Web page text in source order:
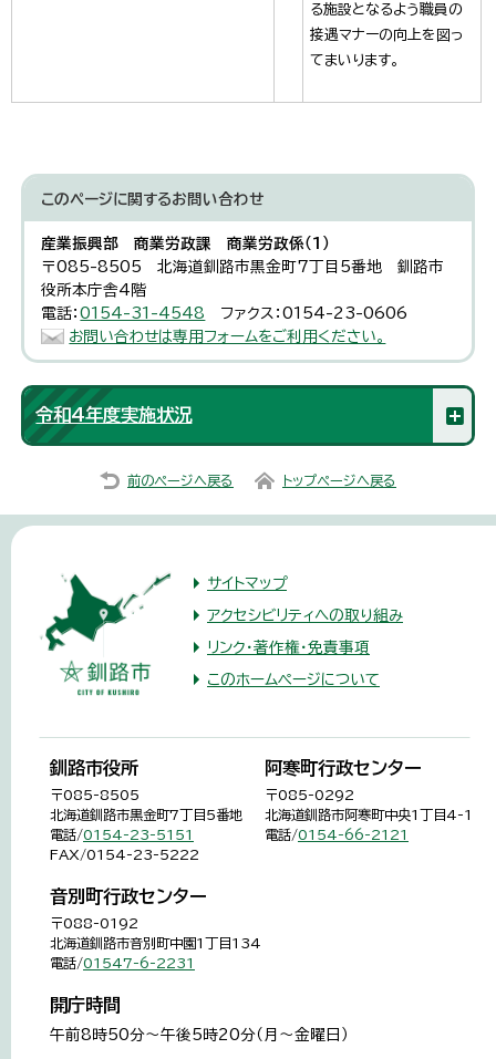
る施設となるよう職員の
接遇マナーの向上を図っ
てまいります。
このページに関するお問い合わせ
産業振興部 商業労政課 商業労政係（1）
〒085-8505 北海道釧路市黒金町7丁目5番地 釧路市
役所本庁舎4階
電話：0154-31-4548
ファクス：0154-23-0606
お問い合わせは専用フォームをご利用ください。
令和4年度実施状況
前のページへ戻る トップページへ戻る
サイトマップ
アクセシビリティへの取り組み
リンク・著作権・免責事項
このホームページについて
釧路市役所
〒085-8505
北海道釧路市黒金町7丁目5番地
電話/0154-23-5151
FAX/0154-23-5222
阿寒町行政センター
〒085-0292
北海道釧路市阿寒町中央1丁目4-1
電話/0154-66-2121
音別町行政センター
〒088-0192
北海道釧路市音別町中園1丁目134
電話/01547-6-2231
開庁時間
午前8時50分～午後5時20分（月～金曜日）